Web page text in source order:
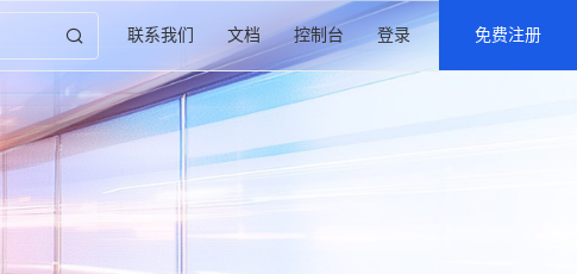
联系我们 文档 控制台 登录 免费注册
产品中心
涵盖云计算、数据中心、网络安全与高性能计算的全
线解决方案。